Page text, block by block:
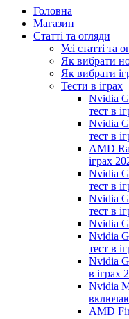
Головна
Магазин
Статті та огляди
Усі статті та
Як вибрати
Як вибрати
Тести в іграх
Nvidia
тест в
Nvidia
тест в
AMD
іграх
Nvidia
тест в
Nvidia
тест в
Nvidia
Nvidia
тест в
Nvidia
в іграх
Nvidia
AMD